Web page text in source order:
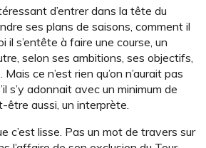
d’entrer dans la tête du
ses plans de saisons, comment il
il s’entête à faire une course, un
selon ses ambitions, ses objectifs,
ce n’est rien qu’on n’aurait pas
s’y adonnait avec un minimum de
être aussi, un interprète.
c’est lisse. Pas un mot de travers sur